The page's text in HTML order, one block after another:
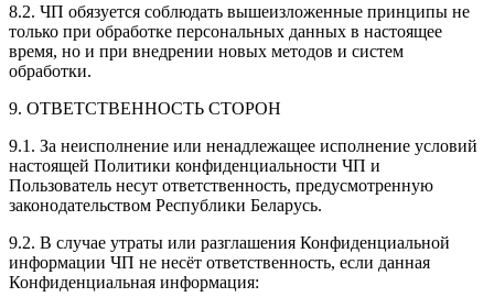
8.2. ЧП обязуется соблюдать вышеизложенные принципы не
только при обработке персональных данных в настоящее
время, но и при внедрении новых методов и систем
обработки.
9. ОТВЕТСТВЕННОСТЬ СТОРОН
9.1. За неисполнение или ненадлежащее исполнение условий
настоящей Политики конфиденциальности ЧП и
Пользователь несут ответственность, предусмотренную
законодательством Республики Беларусь.
9.2. В случае утраты или разглашения Конфиденциальной
информации ЧП не несёт ответственность, если данная
Конфиденциальная информация: